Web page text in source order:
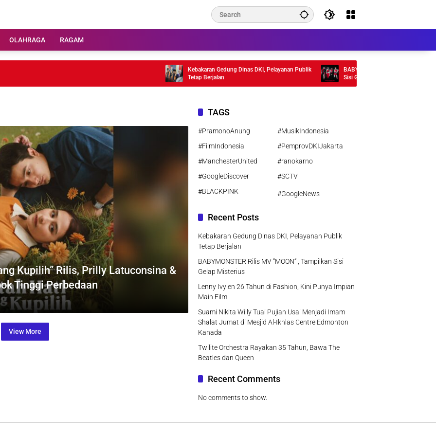
OLAHRAGA RAGAM
Kebakaran Gedung Dinas DKI, Pelayanan Publik
Tetap Berjalan
BABYMONSTER Rilis MV “MOON” ,
Sisi Gelap Misterius
Kupilih” Rilis, Prilly Latuconsina &
Tinggi Perbedaan
View More
TAGS
#PramonoAnung
#MusikIndonesia
#FilmIndonesia
#PemprovDKIJakarta
#ManchesterUnited
#ranokarno
#GoogleDiscover
#SCTV
#BLACKPINK
#GoogleNews
Recent Posts
Kebakaran Gedung Dinas DKI, Pelayanan Publik
Tetap Berjalan
BABYMONSTER Rilis MV “MOON” , Tampilkan Sisi
Gelap Misterius
Lenny Ivylen 26 Tahun di Fashion, Kini Punya Impian
Main Film
Suami Nikita Willy Tuai Pujian Usai Menjadi Imam
Shalat Jumat di Mesjid Al-Ikhlas Centre Edmonton
Kanada
Twilite Orchestra Rayakan 35 Tahun, Bawa The
Beatles dan Queen
Recent Comments
No comments to show.